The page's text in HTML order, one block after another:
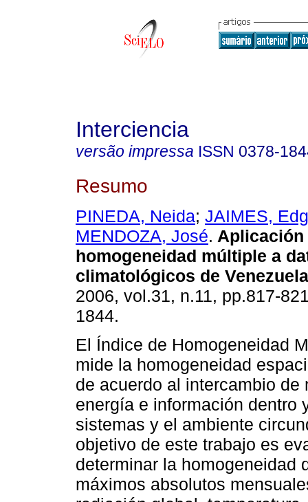
Interciencia
versão impressa ISSN 0378-
Resumo
PINEDA, Neida; JAIMES,
MENDOZA, José.
homogeneidad múltiple a
climatológicos de Venezuela
2006, vol.31, n.11, pp.817-
1844.
El Índice de Homogeneidad
mide la homogeneidad
de acuerdo al intercambio de
energía e información dentro
sistemas y el ambiente
objetivo de este trabajo es
determinar la homogeneidad
máximos absolutos